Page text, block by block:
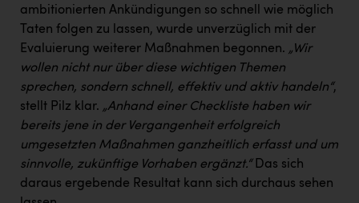
ambitionierten Ankündigungen so schnell wie möglich
Taten folgen zu lassen, wurde unverzüglich mit der
Evaluierung weiterer Maßnahmen begonnen. „Wir
wollen nicht nur über diese wichtigen Themen
sprechen, sondern schnell, effektiv und aktiv handeln“,
stellt Pilz klar. „Anhand einer Checkliste haben wir
bereits jene in der Vergangenheit erfolgreich
umgesetzten Maßnahmen ganzheitlich erfasst und um
sinnvolle, zukünftige Vorhaben ergänzt.“Das sich
daraus ergebende Resultat kann sich durchaus sehen